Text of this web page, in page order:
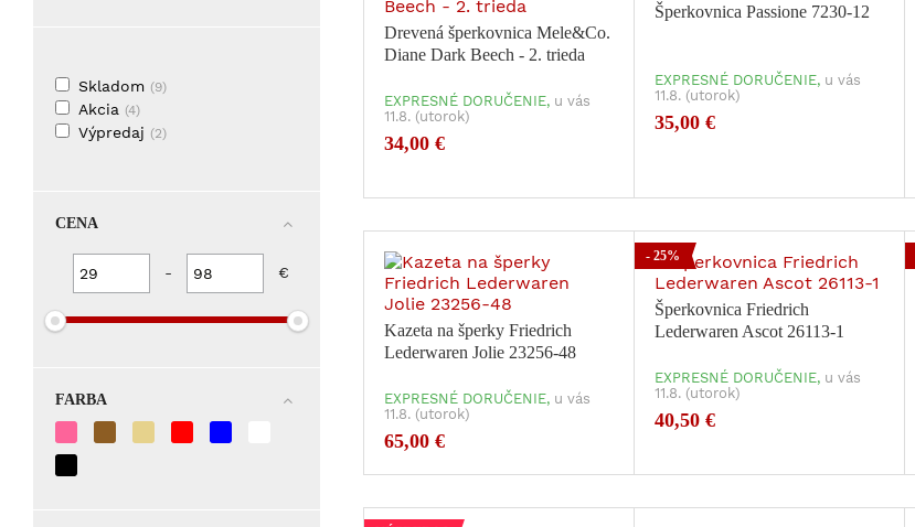
Skladom (9)
Akcia (4)
Výpredaj (2)
CENA
- €
FARBA
Drevená šperkovnica Mele&Co.
Diane Dark Beech - 2. trieda
EXPRESNÉ DORUČENIE, u vás
11.8. (utorok)
34,00 €
Šperkovnica Passione 7230-12
EXPRESNÉ DORUČENIE, u vás
11.8. (utorok)
35,00 €
Kazeta na šperky Friedrich
Lederwaren Jolie 23256-48
EXPRESNÉ DORUČENIE, u vás
11.8. (utorok)
65,00 €
- 25%
Šperkovnica Friedrich
Lederwaren Ascot 26113-1
EXPRESNÉ DORUČENIE, u vás
11.8. (utorok)
40,50 €